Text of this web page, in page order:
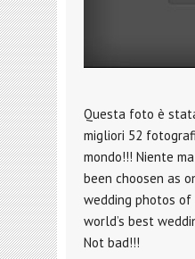
Questa foto è
migliori 52
mondo!!! Niente
been choosen as
wedding photos
world’s best
Not bad!!!